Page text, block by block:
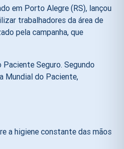
em Porto Alegre (RS), lançou
trabalhadores da área de
pela campanha, que
Seguro. Segundo
Mundial do Paciente,
a higiene constante das mãos